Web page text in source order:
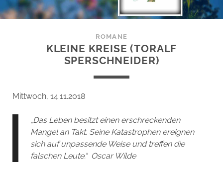
ROMANE
KLEINE KREISE (TORALF
SPERSCHNEIDER)
Mittwoch, 14.11.2018
„Das Leben besitzt einen erschreckenden
Mangel an Takt. Seine Katastrophen ereignen
sich auf unpassende Weise und treffen die
falschen Leute.“ Oscar Wilde